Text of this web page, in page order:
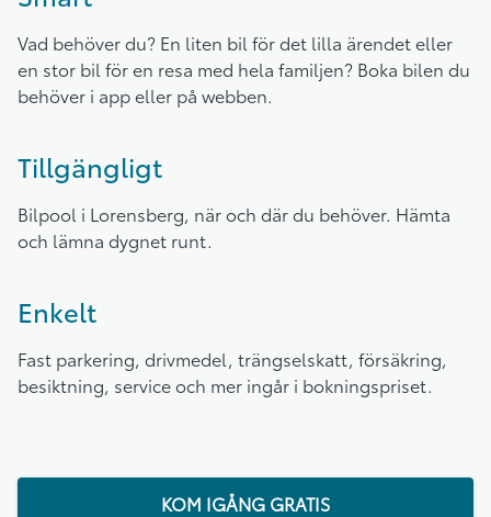
Vad behöver du? En liten bil för det lilla ärendet eller
en stor bil för en resa med hela familjen? Boka bilen du
behöver i app eller på webben.
Tillgängligt
Bilpool i Lorensberg, när och där du behöver. Hämta
och lämna dygnet runt.
Enkelt
Fast parkering, drivmedel, trängselskatt, försäkring,
besiktning, service och mer ingår i bokningspriset.
KOM IGÅNG GRATIS